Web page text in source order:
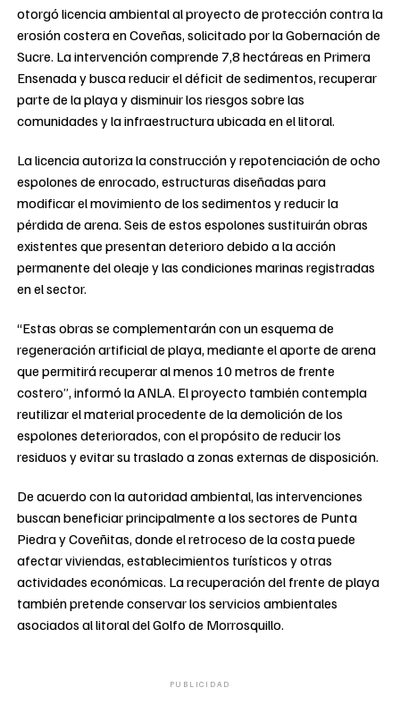
otorgó licencia ambiental al proyecto de protección contra la
erosión costera en Coveñas, solicitado por la Gobernación de
Sucre. La intervención comprende 7,8 hectáreas en Primera
Ensenada y busca reducir el déficit de sedimentos, recuperar
parte de la playa y disminuir los riesgos sobre las
comunidades y la infraestructura ubicada en el litoral.
La licencia autoriza la construcción y repotenciación de ocho
espolones de enrocado, estructuras diseñadas para
modificar el movimiento de los sedimentos y reducir la
pérdida de arena. Seis de estos espolones sustituirán obras
existentes que presentan deterioro debido a la acción
permanente del oleaje y las condiciones marinas registradas
en el sector.
“Estas obras se complementarán con un esquema de
regeneración artificial de playa, mediante el aporte de arena
que permitirá recuperar al menos 10 metros de frente
costero”, informó la ANLA. El proyecto también contempla
reutilizar el material procedente de la demolición de los
espolones deteriorados, con el propósito de reducir los
residuos y evitar su traslado a zonas externas de disposición.
De acuerdo con la autoridad ambiental, las intervenciones
buscan beneficiar principalmente a los sectores de Punta
Piedra y Coveñitas, donde el retroceso de la costa puede
afectar viviendas, establecimientos turísticos y otras
actividades económicas. La recuperación del frente de playa
también pretende conservar los servicios ambientales
asociados al litoral del Golfo de Morrosquillo.
PUBLICIDAD